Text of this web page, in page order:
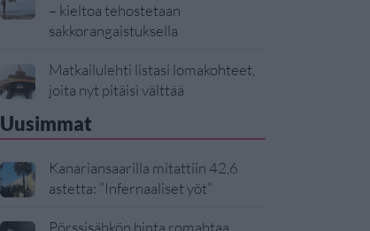
– kieltoa tehostetaan
sakkorangaistuksella
Matkailulehti listasi lomakohteet,
joita nyt pitäisi välttää
Uusimmat
Kanariansaarilla mitattiin 42,6
astetta: ”Infernaaliset yöt”
Pörssisähkön hinta romahtaa